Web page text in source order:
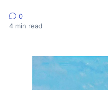
0
4 min read